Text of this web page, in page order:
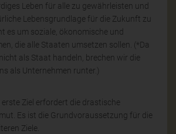
Leben für alle zu gewährleisten und
Lebensgrundlage für die Zukunft zu
es um soziale, ökonomische und
die alle Staaten umsetzen sollen. (*Da
als Staat handeln, brechen wir die
als Unternehmen runter.)
erste Ziel erfordert die drastische
Es ist die Grundvoraussetzung für die
Ziele.